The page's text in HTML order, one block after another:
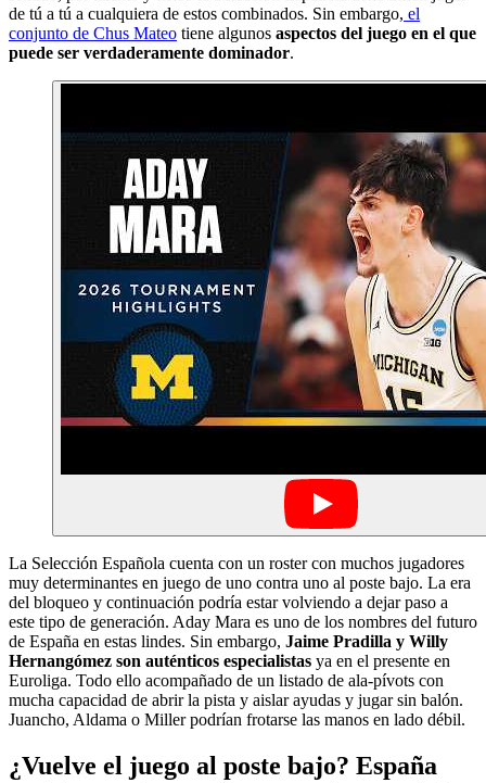
de tú a tú a cualquiera de estos combinados. Sin embargo, el
conjunto de Chus Mateo tiene algunos aspectos del juego en el que
puede ser verdaderamente dominador.
La Selección Española cuenta con un roster con muchos jugadores
muy determinantes en juego de uno contra uno al poste bajo. La era
del bloqueo y continuación podría estar volviendo a dejar paso a
este tipo de generación. Aday Mara es uno de los nombres del futuro
de España en estas lindes. Sin embargo, Jaime Pradilla y Willy
Hernangómez son auténticos especialistas ya en el presente en
Euroliga. Todo ello acompañado de un listado de ala-pívots con
mucha capacidad de abrir la pista y aislar ayudas y jugar sin balón.
Juancho, Aldama o Miller podrían frotarse las manos en lado débil.
¿Vuelve el juego al poste bajo? España